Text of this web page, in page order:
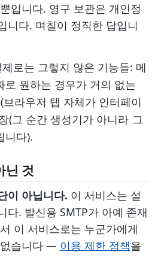
입니다. 영구 보관은 개인정
니다. 며칠이 정직한 답입니
로는 그렇지 않은 기능들: 메
로 원하는 경우가 거의 없는
라우저 탭 자체가 인터페이
(그 순간 생성기가 아니라 그
니다).
닌 것
이 아닙니다. 이 서비스는 설
다. 발신용 SMTP가 아예 존재
이 서비스로는 누군가에게
습니다 — 이용 제한 정책을